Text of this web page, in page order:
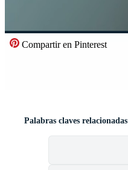
Compartir en Pinterest
Palabras claves relacionadas